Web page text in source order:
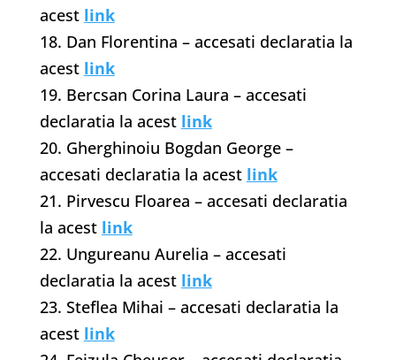
acest link
18. Dan Florentina – accesati declaratia la
acest link
19. Bercsan Corina Laura – accesati
declaratia la acest link
20. Gherghinoiu Bogdan George –
accesati declaratia la acest link
21. Pirvescu Floarea – accesati declaratia
la acest link
22. Ungureanu Aurelia – accesati
declaratia la acest link
23. Steflea Mihai – accesati declaratia la
acest link